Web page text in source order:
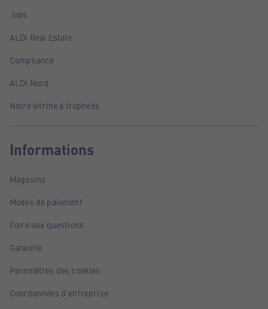
Jobs
ALDI Real Estate
Compliance
ALDI Nord
Notre vitrine à trophées
Informations
Magasins
Modes de paiement
Foire aux questions
Garantie
Paramètres des cookies
Coordonnées d'entreprise